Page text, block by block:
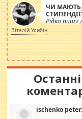
ЧИ МАЮТЬ
Рідко пишу
просто
навколо
Віталій Улибін
Останні
ischenko peter: